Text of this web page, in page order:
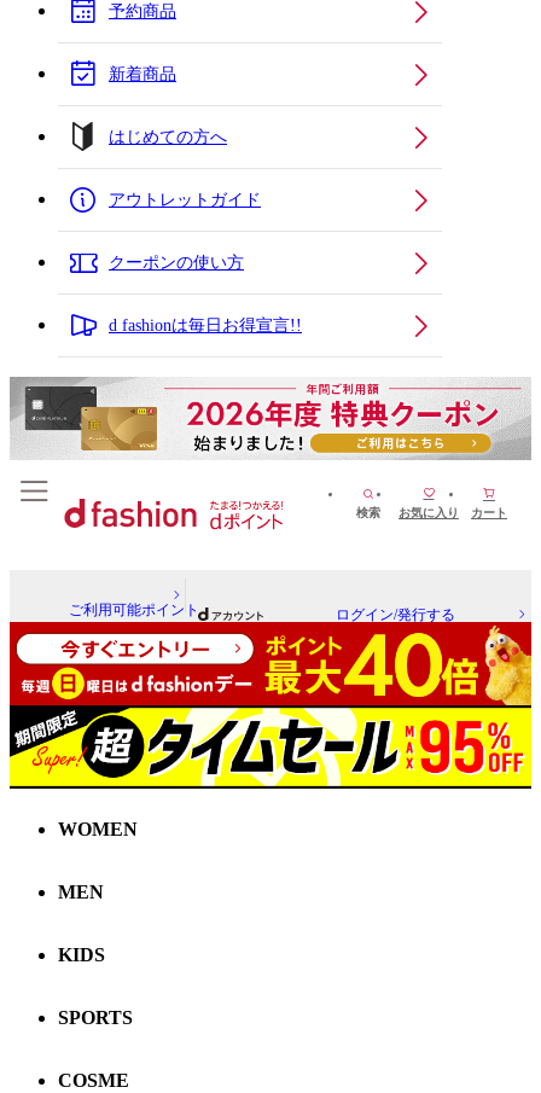
予約商品
新着商品
はじめての方へ
アウトレットガイド
クーポンの使い方
d fashionは毎日お得宣言!!
検索 お気に入り カート
ご利用可能ポイント ログイン/発行する
WOMEN
MEN
KIDS
SPORTS
COSME